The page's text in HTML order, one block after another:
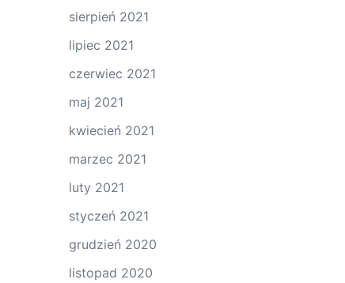
sierpień 2021
lipiec 2021
czerwiec 2021
maj 2021
kwiecień 2021
marzec 2021
luty 2021
styczeń 2021
grudzień 2020
listopad 2020